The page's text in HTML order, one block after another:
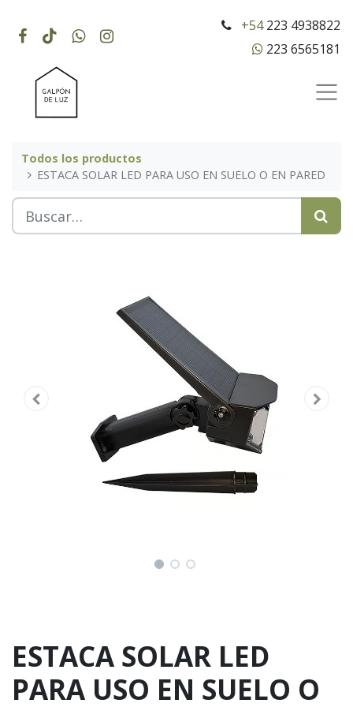
+54223 4938822
223 6565181
Todos los productos
ESTACA SOLAR LED PARA USO EN SUELO O EN PARED
ESTACA SOLAR LED
PARA USO EN SUELO O